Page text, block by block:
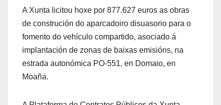
A Xunta licitou hoxe por 877.627 euros as obras
de construción do aparcadoiro disuasorio para o
fomento do vehículo compartido, asociado á
implantación de zonas de baixas emisións, na
estrada autonómica PO-551, en Domaio, en
Moaña.